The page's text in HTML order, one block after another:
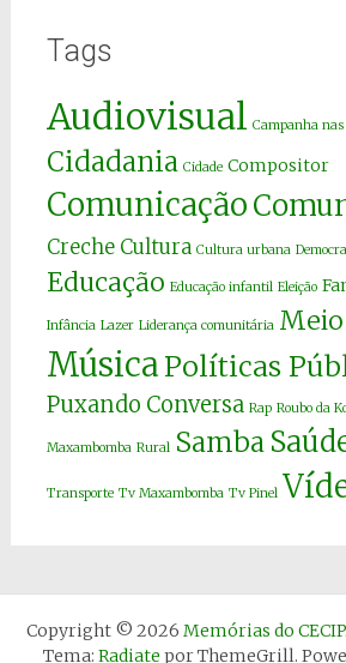
Tags
Audiovisual Campanha nas
Cidadania Cidade Compositor
Comunicação
Creche Cultura Cultura urbana
Educação Educação infantil Eleição
Infância Lazer Liderança comunitária
Música Políticas
Puxando Conversa Rap Roubo da
Maxambomba Rural Samba
Transporte Tv Maxambomba Tv Pinel
Copyright © 2026 Memórias do CECIP
Tema: Radiate por ThemeGrill.